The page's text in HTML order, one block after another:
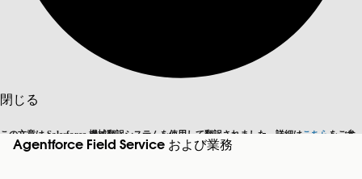
閉じる
この文章は Salesforce 機械翻訳システムを使用して翻訳されました。詳細はこちら をご参
照ください。
英語に切り替える 今はしません
Agentforce Field Service および業務